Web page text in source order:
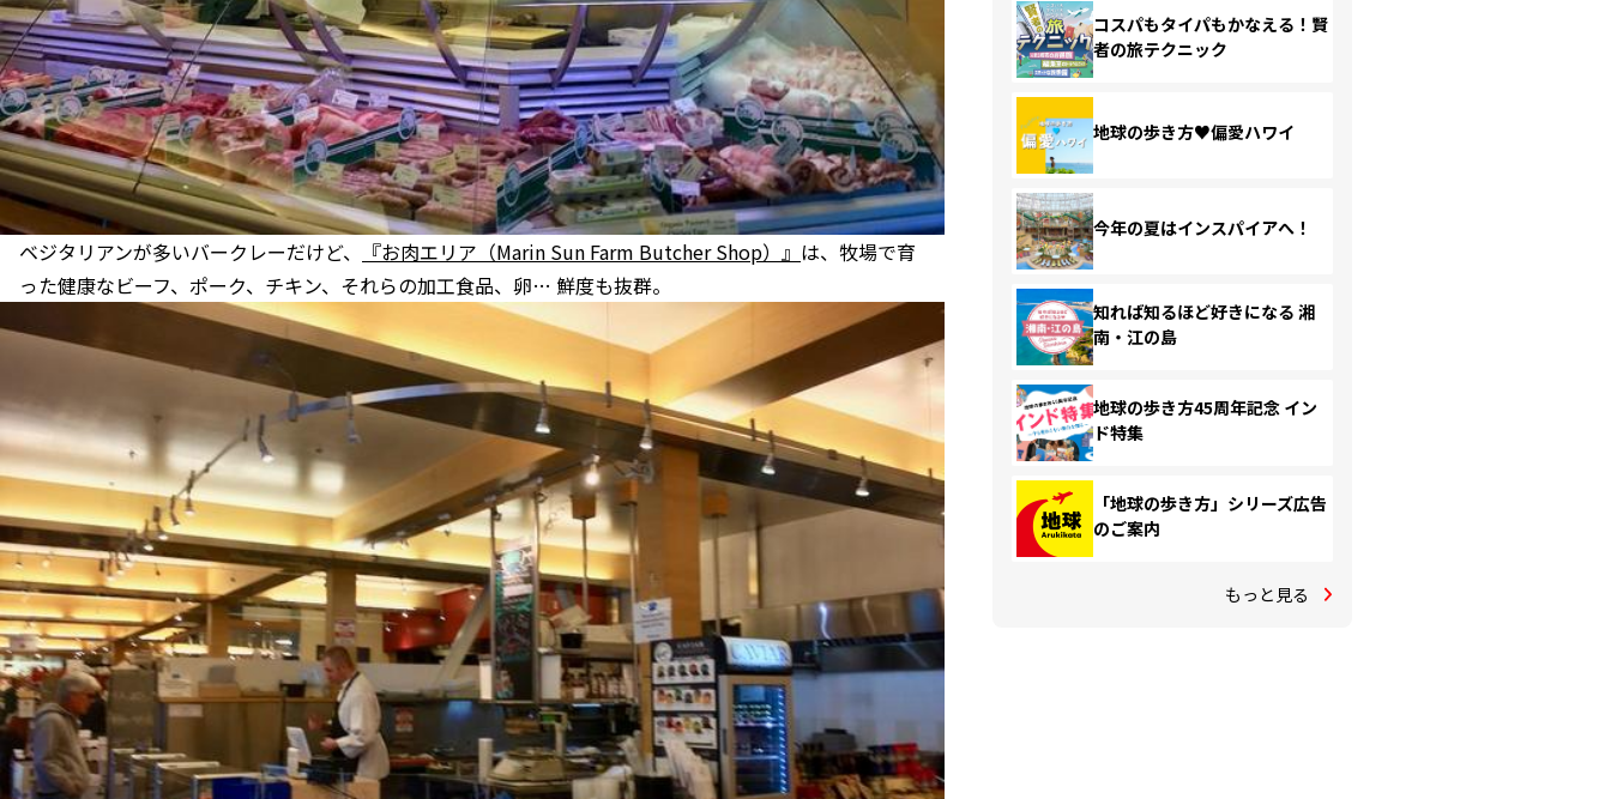
ベジタリアンが多いバークレーだけど、 『お肉エリア（Marin Sun Farm Butcher Shop）』 は、牧場で育
った健康なビーフ、ポーク、チキン、それらの加工食品、卵… 鮮度も抜群。
コスパもタイパもかなえる！賢
者の旅テクニック
地球の歩き方♥偏愛ハワイ
今年の夏はインスパイアへ！
知れば知るほど好きになる 湘
南・江の島
地球の歩き方45周年記念 イン
ド特集
「地球の歩き方」シリーズ広告
のご案内
もっと見る